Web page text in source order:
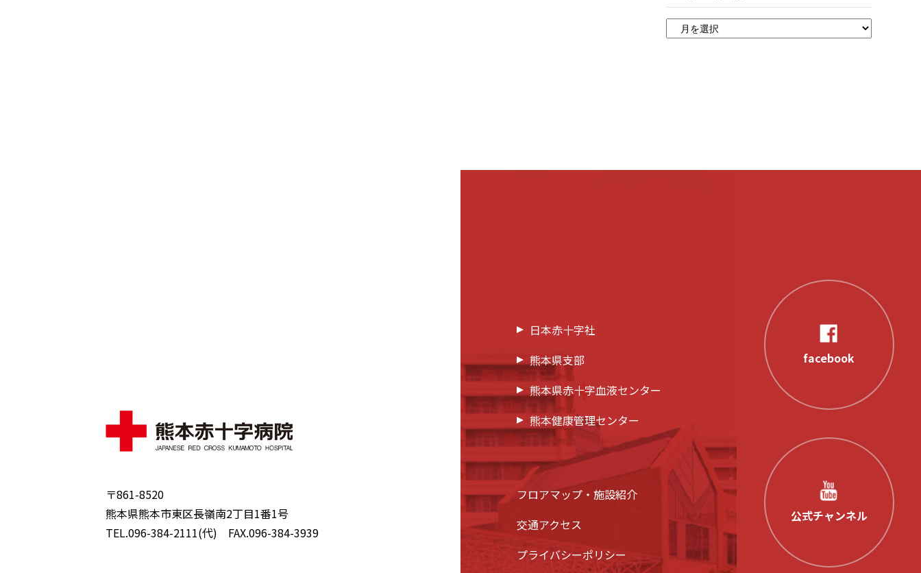
〒861-8520
熊本県熊本市東区長嶺南2丁目1番1号
TEL.096-384-2111(代) FAX.096-384-3939
日本赤十字社
熊本県支部
熊本県赤十字血液センター
熊本健康管理センター
フロアマップ・施設紹介
交通アクセス
プライバシーポリシー
facebook
公式チャンネル